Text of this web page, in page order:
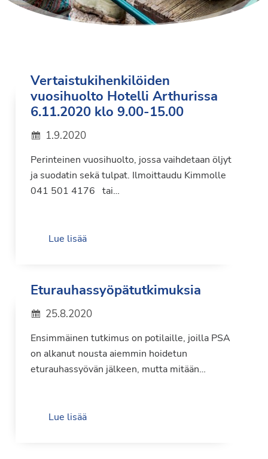
Vertaistukihenkilöiden
vuosihuolto Hotelli Arthurissa
6.11.2020 klo 9.00-15.00
1.9.2020
Perinteinen vuosihuolto, jossa vaihdetaan öljyt
ja suodatin sekä tulpat. Ilmoittaudu Kimmolle
041 501 4176 tai…
Lue lisää
Eturauhassyöpätutkimuksia
25.8.2020
Ensimmäinen tutkimus on potilaille, joilla PSA
on alkanut nousta aiemmin hoidetun
eturauhassyövän jälkeen, mutta mitään…
Lue lisää